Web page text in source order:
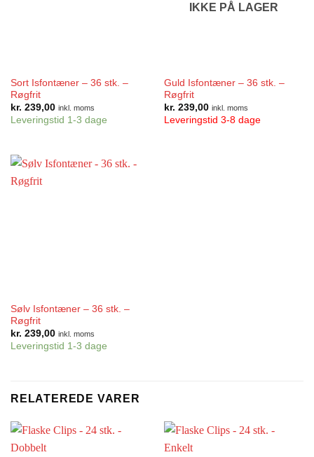
Sort Isfontæner – 36 stk. –
Røgfrit
kr. 239,00 inkl. moms
Leveringstid 1-3 dage
IKKE PÅ LAGER
Guld Isfontæner – 36 stk. –
Røgfrit
kr. 239,00 inkl. moms
Leveringstid 3-8 dage
Sølv Isfontæner – 36 stk. –
Røgfrit
kr. 239,00 inkl. moms
Leveringstid 1-3 dage
RELATEREDE VARER